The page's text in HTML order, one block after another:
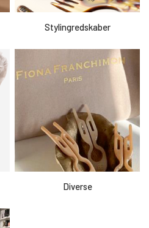
Stylingredskaber
Diverse